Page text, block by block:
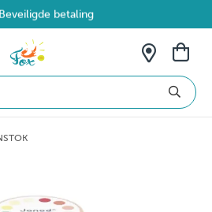
Beveiligde betaling
vanaf €69 in België